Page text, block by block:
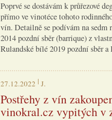
Poprvé se dostávám k průřezové
přímo ve vinotéce tohoto
vín. Detailně se podívám na
2014 pozdní sběr (barrique) z
Rulandské bílé 2019 pozdní sběr
27.12.2022 J.
Postřehy z vín
vinokral.cz vypitých v